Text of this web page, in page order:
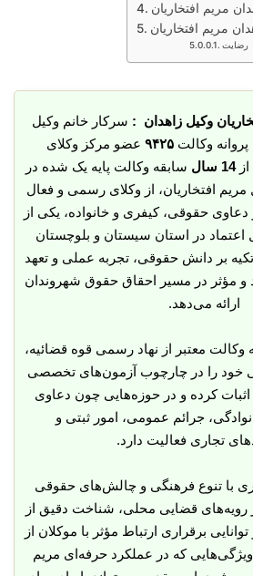
مریم افتخاریان
مریم افتخاریان
رضایت
وکیل زاهدان : سرکار خانم وکیل
وکالت ۹۴۲۵ عضو مرکز وکلای
از14 سال
سابقه وکالت پایه یک شده در
مریم افتخاریان، از وکلای رسمی و فعال
حقوقی، کیفری و خانواده، یکی از
در استان سیستان و بلوچستان
بر دانش حقوقی، تجربه عملی و تعهد
و مؤثر در مسیر احقاق حقوق شهروندان
ارائه می‌دهد.
وکالت معتبر از نهاد رسمی قوه قضائیه،
خود را در چارچوب آزمون‌های تخصصی
اثبات کرده و در حوزه‌هایی چون دعاوی
جرائم عمومی، امور ثبتی و
تجاری فعالیت دارد.
با تنوع فرهنگی و چالش‌های حقوقی
قضایی محلی، شناخت دقیق از
برقراری ارتباط مؤثر با موکلان از
که در عملکرد حرفه‌ای مریم